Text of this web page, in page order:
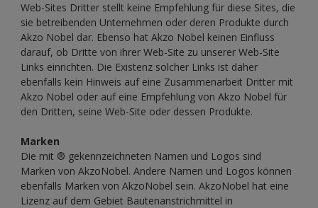
Web-Sites Dritter stellt keine Empfehlung für diese Sites, die
sie betreibenden Unternehmen oder deren Produkte durch
Akzo Nobel dar. Ebenso hat Akzo Nobel keinen Einfluss
darauf, ob Dritte von ihrer Web-Site zu unserer Web-Site
Links einrichten. Die Existenz solcher Links ist daher
ebenfalls kein Hinweis auf eine Zusammenarbeit Dritter mit
Akzo Nobel oder auf eine Empfehlung von Akzo Nobel für
den Dritten, seine Web-Site oder dessen Produkte.
Marken
Die mit ® gekennzeichneten Namen und Logos sind
Marken von AkzoNobel. Andere Namen und Logos können
ebenfalls Marken von AkzoNobel sein. AkzoNobel hat eine
Lizenz auf dem Gebiet Bautenanstrichmittel in